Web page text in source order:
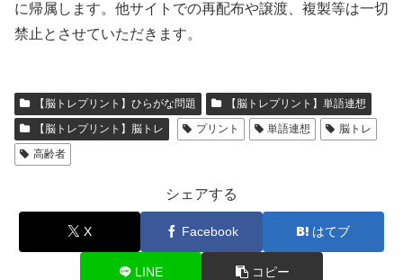
に帰属します。他サイトでの再配布や譲渡、複製等は一切
禁止とさせていただきます。
【脳トレプリント】ひらがな問題
【脳トレプリント】単語連想
【脳トレプリント】脳トレ
プリント 単語連想
脳トレ
高齢者
シェアする
X Facebook はてブ
LINE コピー